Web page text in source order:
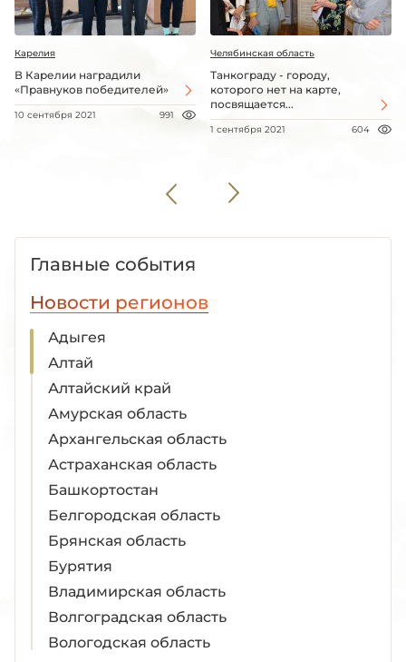
Карелия
В Карелии наградили
«Правнуков победителей»
10 сентября 2021 991
Челябинская область
Танкограду - городу,
которого нет на карте,
посвящается...
1 сентября 2021 604
Главные события
Новости регионов
Адыгея
Алтай
Алтайский край
Амурская область
Архангельская область
Астраханская область
Башкортостан
Белгородская область
Брянская область
Бурятия
Владимирская область
Волгоградская область
Вологодская область